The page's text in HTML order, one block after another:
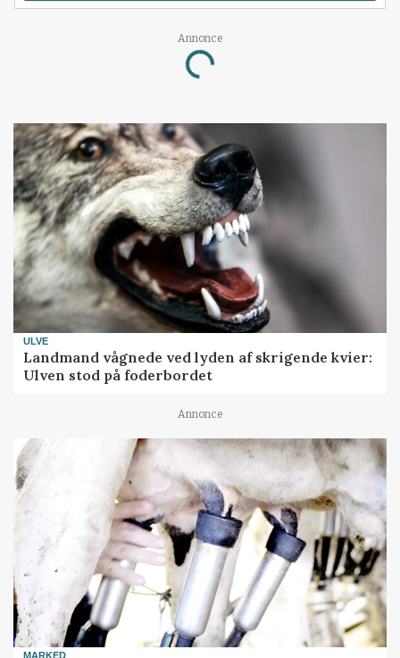
Annonce
Loading...
ULVE
Landmand vågnede ved lyden af skrigende kvier:
Ulven stod på foderbordet
Annonce
MARKED